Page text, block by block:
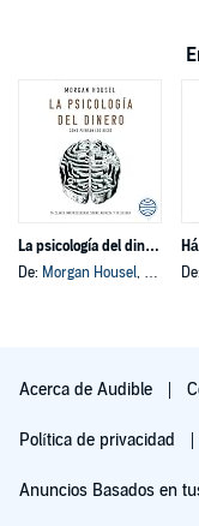
La psicología del dinero
De: Morgan Housel, y otros
De:
Acerca de Audible
Política de privacidad
Anuncios Basados en